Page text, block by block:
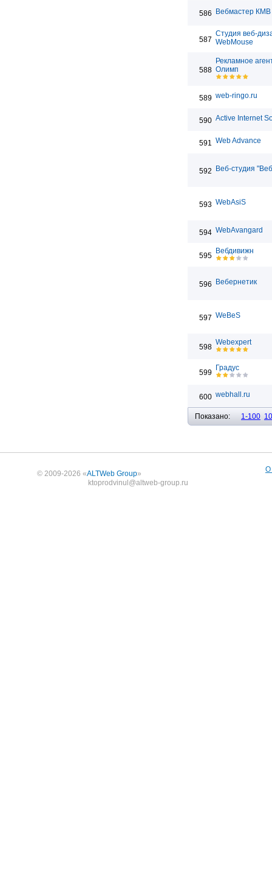
586 Вебмастер КМВ
587
Студия веб-
WebMouse
588
Рекламное
Олимп
589 web-ringo.ru
590 Active Internet
591 Web Advance
592 Веб-студия
593 WebAsiS
594 WebAvangard
595
Вебдивижн
596 Вебернетик
597 WeBeS
598
Webexpert
599
Градус
600 webhall.ru
Показано: 1-100
© 2009-2026 «ALTWeb Group»
ktoprodvinul@altweb-group.ru
О